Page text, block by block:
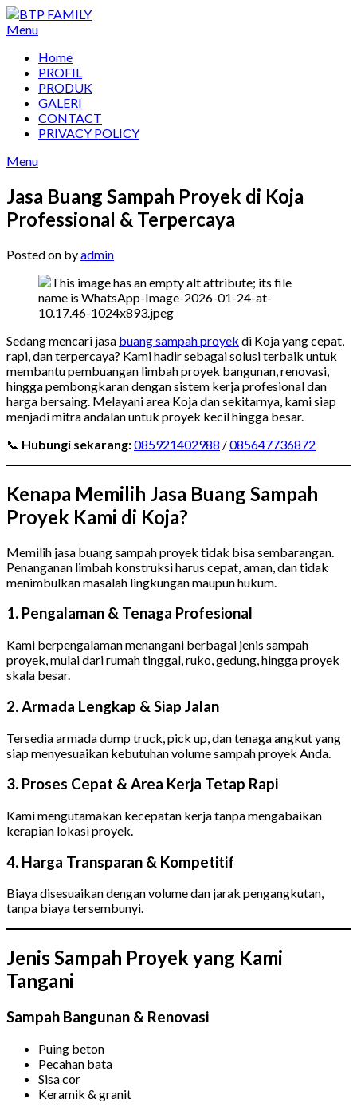
Skip
to
Menu
Home
PROFIL
PRODUK
GALERI
CONTACT
PRIVACY POLICY
Menu
Jasa Buang Sampah Proyek di Koja
Professional & Terpercaya
Posted on byadmin
Sedang mencari jasa buang sampah proyek di Koja yang cepat,
rapi, dan terpercaya? Kami hadir sebagai solusi terbaik untuk
membantu pembuangan limbah proyek bangunan, renovasi,
hingga pembongkaran dengan sistem kerja profesional dan
harga bersaing. Melayani area Koja dan sekitarnya, kami siap
menjadi mitra andalan untuk proyek kecil hingga besar.
📞 Hubungi sekarang:085921402988 /085647736872
Kenapa Memilih Jasa Buang Sampah
Proyek Kami di Koja?
Memilih jasa buang sampah proyek tidak bisa sembarangan.
Penanganan limbah konstruksi harus cepat, aman, dan tidak
menimbulkan masalah lingkungan maupun hukum.
1. Pengalaman & Tenaga Profesional
Kami berpengalaman menangani berbagai jenis sampah
proyek, mulai dari rumah tinggal, ruko, gedung, hingga proyek
skala besar.
2. Armada Lengkap & Siap Jalan
Tersedia armada dump truck, pick up, dan tenaga angkut yang
siap menyesuaikan kebutuhan volume sampah proyek Anda.
3. Proses Cepat & Area Kerja Tetap Rapi
Kami mengutamakan kecepatan kerja tanpa mengabaikan
kerapian lokasi proyek.
4. Harga Transparan & Kompetitif
Biaya disesuaikan dengan volume dan jarak pengangkutan,
tanpa biaya tersembunyi.
Jenis Sampah Proyek yang Kami
Tangani
Sampah Bangunan & Renovasi
Puing beton
Pecahan bata
Sisa cor
Keramik & granit